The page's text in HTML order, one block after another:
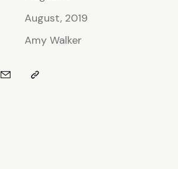
August, 2019
Amy Walker